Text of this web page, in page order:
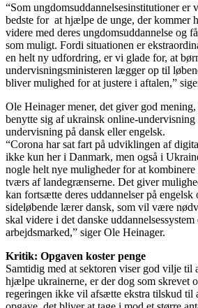
“Som ungdomsuddannelsesinstitutioner er
bedste for at hjælpe de unge, der kommer
videre med deres ungdomsuddannelse og
som muligt. Fordi situationen er
en helt ny udfordring, er vi glade for, at
undervisningsministeren lægger op til
bliver mulighed for at justere i aftalen,”
Ole Heinager mener, det giver god
benytte sig af ukrainsk online-
undervisning på dansk eller engelsk.
“Corona har sat fart på udviklingen af
ikke kun her i Danmark, men også i
nogle helt nye muligheder for at kombinere
tværs af landegrænserne. Det giver
kan fortsætte deres uddannelser på engelsk
sideløbende lærer dansk, som vil være
skal videre i det danske
arbejdsmarked,” siger Ole Heinager.
Kritik: Opgaven koster penge
Samtidig med at sektoren viser god vilje til
hjælpe ukrainerne, er der dog som skrevet
regeringen ikke vil afsætte ekstra tilskud til